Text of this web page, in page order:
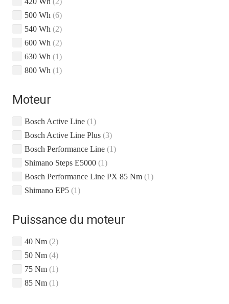
500 Wh (6)
540 Wh (2)
600 Wh (2)
630 Wh (1)
800 Wh (1)
Moteur
Bosch Active Line (1)
Bosch Active Line Plus (3)
Bosch Performance Line (1)
Shimano Steps E5000 (1)
Bosch Performance Line PX 85 Nm (1)
Shimano EP5 (1)
Puissance du moteur
40 Nm (2)
50 Nm (4)
75 Nm (1)
85 Nm (1)